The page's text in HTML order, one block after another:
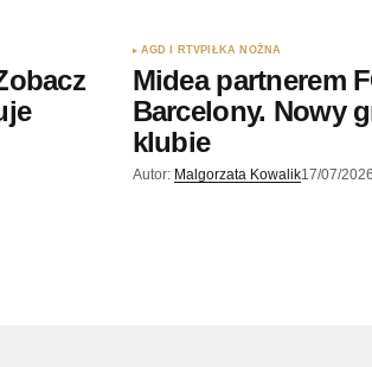
AGD I RTV PIŁKA NOŻNA
Midea partnerem
Barcelony. Nowy
klubie
Autor: Malgorzata Kowalik17/07/2026